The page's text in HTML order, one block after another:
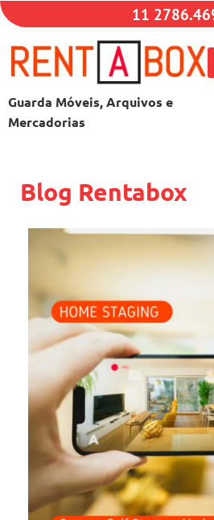
11
Guarda Móveis, Arquivos e
Mercadorias
Blog Rentabox